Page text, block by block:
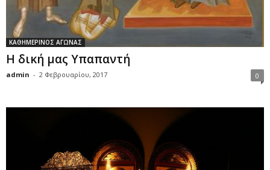
ΚΑΘΗΜΕΡΙΝΟΣ ΑΓΩΝΑΣ
Η δική μας Υπαπαντή
admin - 2 Φεβρουαρίου, 2017 0